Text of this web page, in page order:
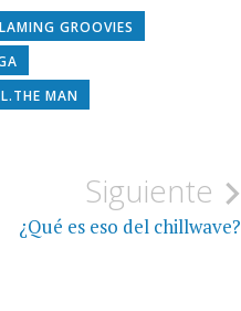
GROOVIES
MAN
Siguiente
¿Qué es eso del chillwave?